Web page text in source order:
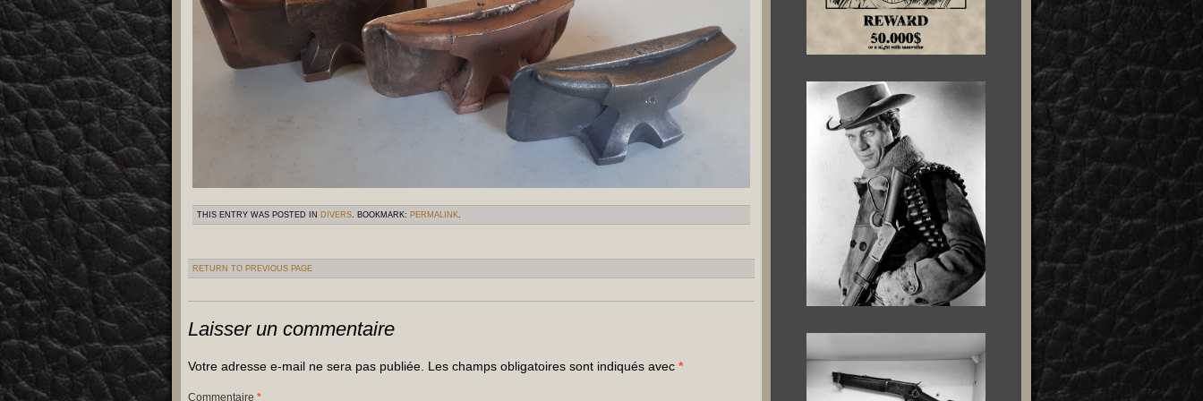
THIS ENTRY WAS POSTED IN DIVERS . BOOKMARK: PERMALINK
RETURN TO PREVIOUS PAGE
Laisser un commentaire
Votre adresse e-mail ne sera pas publiée. Les champs obligatoires sont indiqués avec *
Commentaire *